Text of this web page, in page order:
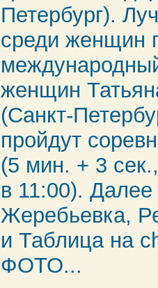
Петербург).
среди женщин
женщин
(Санкт-
пройдут
(5 мин. + 3
в 11:00).
Жеребьевка,
и Таблица на
ФОТО...